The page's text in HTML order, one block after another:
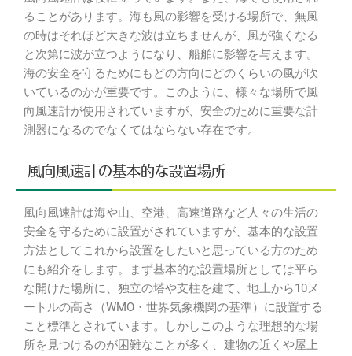
ることがあります。海も風の影響を受ける場所で、無風
の時はそれほど大きな波は立ちませんが、風が強くなる
と次第に波が立つようになり、船舶に影響を与えます。
海の安全を守るためにもどの方向にどのくらいの風が吹
いているのかが重要です。このように、様々な場所で風
向風速計が使用されていますが、安全のために重要な計
測器になるのでなくてはならない存在です。
風向風速計の基本的な設置場所
風向風速計は海や山、空港、高速道路など人々の生活の
安全を守るために設置がされていますが、基本的な設置
方法としてこれから設置をしたいと思っている方のため
にも紹介をします。まず基本的な設置場所としては平ら
な開けた場所に、独立の塔や支柱を建て、地上から10メ
ートルの高さ（WMO・世界気象機関の基準）に設置する
こと標準とされています。しかしこのような理想的な場
所を見つけるのが困難なことが多く、建物の近くや屋上